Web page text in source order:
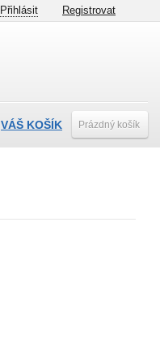
Přihlásit Registrovat
VÁŠ KOŠÍK Prázdný košík